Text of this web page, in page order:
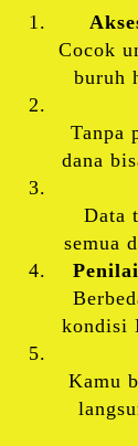
Cocok
buruh
Tanpa
dana
Data
semua
kondisi
Kamu